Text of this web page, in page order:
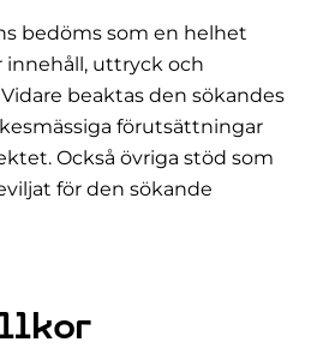
bedöms som en helhet
innehåll, uttryck och
beaktas den sökandes
förutsättningar
Också övriga stöd som
för den sökande